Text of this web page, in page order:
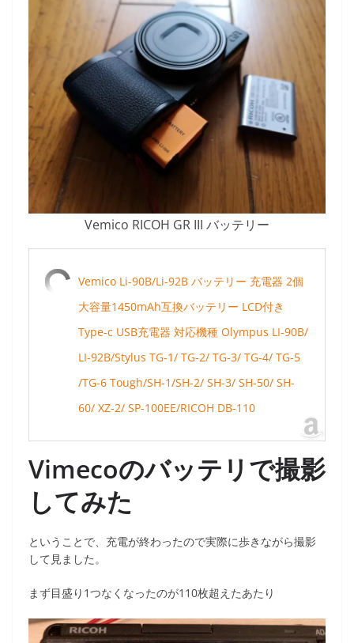
Vemico RICOH GR III バッテリー
Vemico Li-90B/Li-92B バッテリー 充電器 2個
大容量1450mAh互換バッテリー LCD付き
Type-c USB充電器 対応機種 Olympus LI-90B/
LI-92B/Stylus TG-1/ TG-2/ TG-3/ TG-4/ TG-5
/TG-6 Tough/SH-1/SH-2/ SH-3/ SH-50/ SH-
60/ XZ-2/ SP-100EE/RICOH DB-110
Vimecoのバッテリで撮影
してみた
ということで、充電が終わったので実際に歩きながら撮影
して見ました。
まず目盛り1つなくなったのが110枚超えたあたり